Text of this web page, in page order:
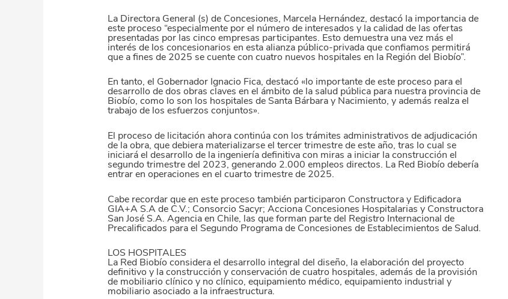
La Directora General (s) de Concesiones, Marcela Hernández, destacó la importancia de
este proceso “especialmente por el número de interesados y la calidad de las ofertas
presentadas por las cinco empresas participantes. Esto demuestra una vez más el
interés de los concesionarios en esta alianza público-privada que confiamos permitirá
que a fines de 2025 se cuente con cuatro nuevos hospitales en la Región del Biobío”.
En tanto, el Gobernador Ignacio Fica, destacó «lo importante de este proceso para el
desarrollo de dos obras claves en el ámbito de la salud pública para nuestra provincia de
Biobío, como lo son los hospitales de Santa Bárbara y Nacimiento, y además realza el
trabajo de los esfuerzos conjuntos».
El proceso de licitación ahora continúa con los trámites administrativos de adjudicación
de la obra, que debiera materializarse el tercer trimestre de este año, tras lo cual se
iniciará el desarrollo de la ingeniería definitiva con miras a iniciar la construcción el
segundo trimestre del 2023, generando 2.000 empleos directos. La Red Biobío debería
entrar en operaciones en el cuarto trimestre de 2025.
Cabe recordar que en este proceso también participaron Constructora y Edificadora
GIA+A S.A de C.V.; Consorcio Sacyr; Acciona Concesiones Hospitalarias y Constructora
San José S.A. Agencia en Chile, las que forman parte del Registro Internacional de
Precalificados para el Segundo Programa de Concesiones de Establecimientos de Salud.
LOS HOSPITALES
La Red Biobío considera el desarrollo integral del diseño, la elaboración del proyecto
definitivo y la construcción y conservación de cuatro hospitales, además de la provisión
de mobiliario clínico y no clínico, equipamiento médico, equipamiento industrial y
mobiliario asociado a la infraestructura.